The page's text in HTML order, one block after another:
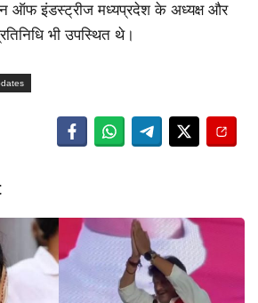
ऑफ इंडस्ट्रीज मध्यप्रदेश के अध्यक्ष और
भी उपस्थित थे।